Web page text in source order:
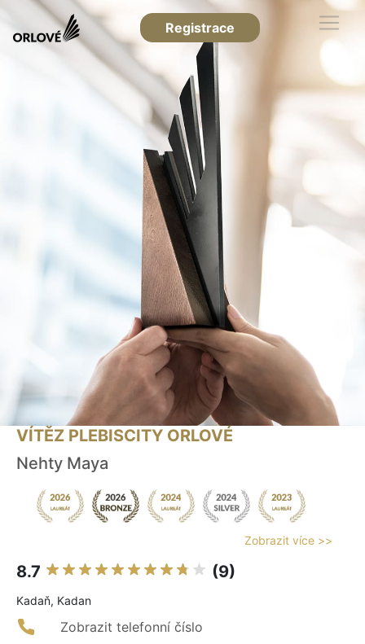
Registrace
VÍTĚZ PLEBISCITY ORLOVÉ
Nehty Maya
Zobrazit více >>
8.7 (9)
Kadaň, Kadan
Zobrazit telefonní číslo